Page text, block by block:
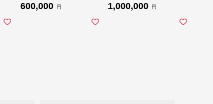
600,000 円 1,000,000 円